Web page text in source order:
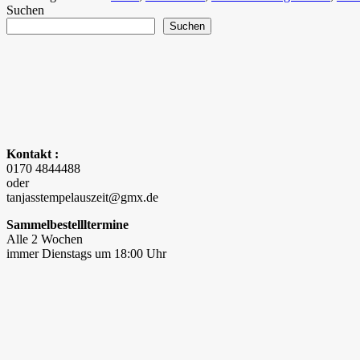
Suchen
Suchen
Kontakt :
0170 4844488
oder
tanjasstempelauszeit@gmx.de
Sammelbestellltermine
Alle 2 Wochen
immer Dienstags um 18:00 Uhr